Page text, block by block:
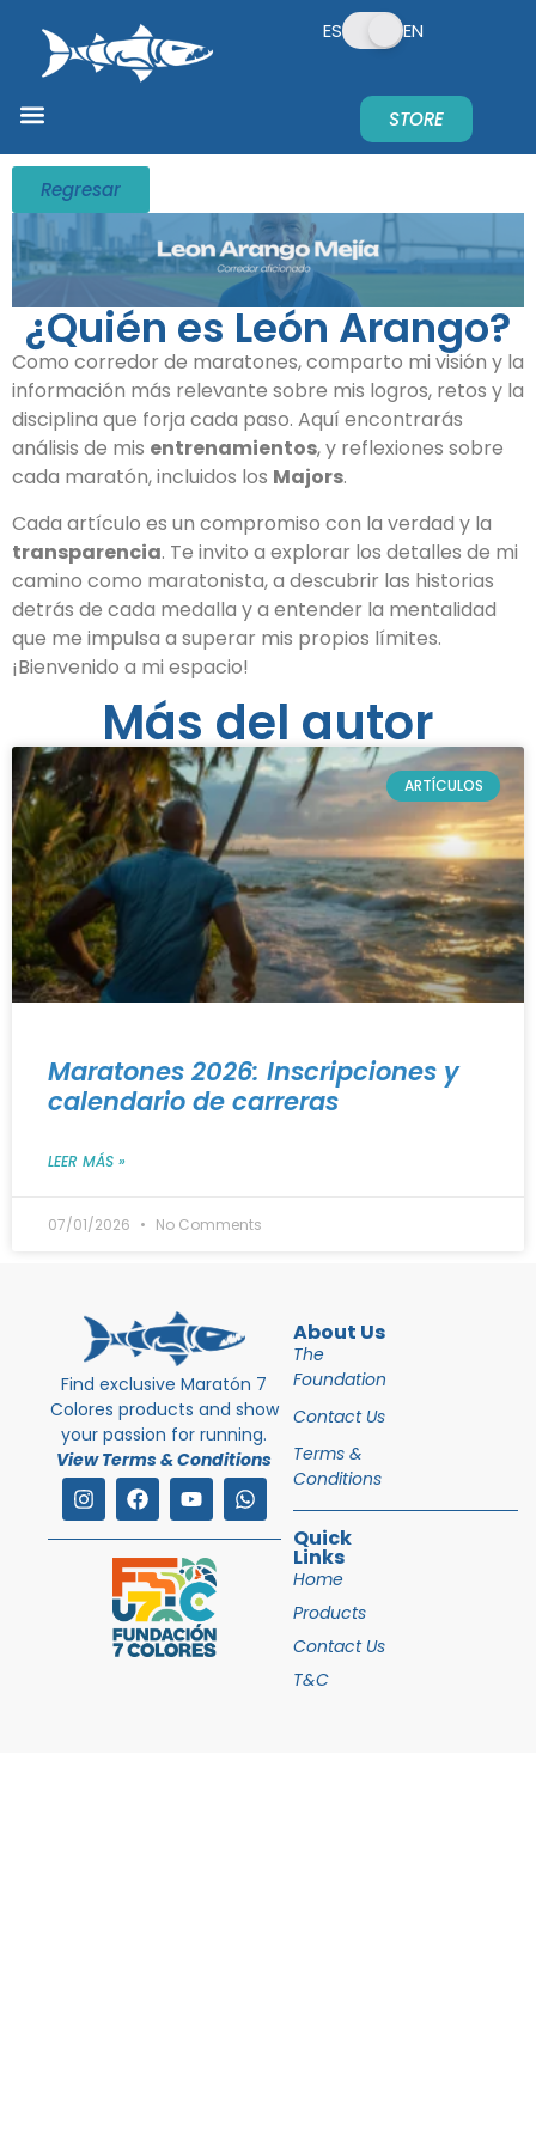
ES EN
STORE
Regresar
¿Quién es León Arango?
Como corredor de maratones, comparto mi visión y la
información más relevante sobre mis logros, retos y la
disciplina que forja cada paso. Aquí encontrarás
análisis de mis entrenamientos, y reflexiones sobre
cada maratón, incluidos los Majors.
Cada artículo es un compromiso con la verdad y la
transparencia. Te invito a explorar los detalles de mi
camino como maratonista, a descubrir las historias
detrás de cada medalla y a entender la mentalidad
que me impulsa a superar mis propios límites.
¡Bienvenido a mi espacio!
Más del autor
ARTÍCULOS
Maratones 2026: Inscripciones y
calendario de carreras
LEER MÁS »
07/01/2026 No Comments
Find exclusive Maratón 7
Colores products and show
your passion for running.
View Terms & Conditions
About Us
The
Foundation
Contact Us
Terms &
Conditions
Quick
Links
Home
Products
Contact Us
T&C